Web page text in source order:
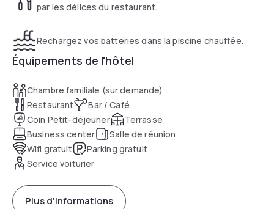
par les délices du restaurant.
Rechargez vos batteries dans la piscine chauffée.
Équipements de l'hôtel
Chambre familiale (sur demande)
Restaurant
Bar / Café
Coin Petit-déjeuner
Terrasse
Business center
Salle de réunion
Wifi gratuit
Parking gratuit
Service voiturier
Plus d'informations